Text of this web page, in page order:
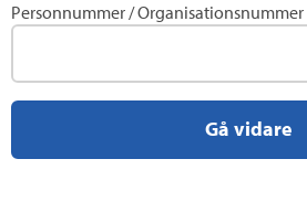
ett
Personnummer / Organisationsnummer
Gå vidare